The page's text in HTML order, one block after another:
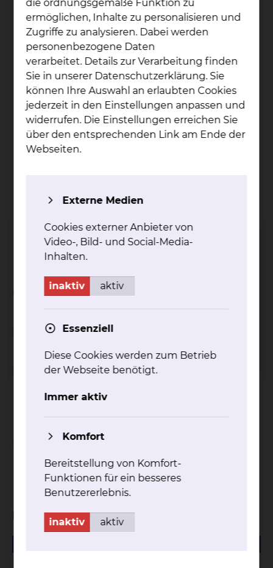
Zusammenstellung unserer Speisen
möchten wir zu Ihrem Wohlbefinden
beitragen. Wir bieten Ihnen eine Auswahl an
Getränken, Zwischenmahlzeiten und
regionalen Speisen.
Patientenservice: Im Rahmen von
Servicerunden besuchen Sie die
Mitarbeiterinnen und Mitarbeiter des
Serviceteams täglich und offerieren Ihnen
Snacks und Getränke
Sharemagazines Premium (RTL+, Video und
können Sharemagazines mit Ihrem
nutzen
Weitere Besonderheiten je nach Standort / Haus
entnehmen Sie gerne unseren Flyern.
Wichtiger Hinweis
Einschränkungen bei
Wahlleistungen
Abschlagszahlungen bei
Inanspruchnahme von
Wahlleistungen
Download
die ordnungsgemäße Funktion zu
ermöglichen, Inhalte zu personalisieren und
Zugriffe zu analysieren. Dabei werden
personenbezogene Daten
verarbeitet. Details zur Verarbeitung finden
Sie in unserer Datenschutzerklärung. Sie
können Ihre Auswahl an erlaubten Cookies
jederzeit in den Einstellungen anpassen und
widerrufen. Die Einstellungen erreichen Sie
über den entsprechenden Link am Ende der
Webseiten.
Externe Medien
Cookies externer Anbieter von
Video-, Bild- und Social-Media-
Inhalten.
inaktiv aktiv
Essenziell
Diese Cookies werden zum Betrieb
der Webseite benötigt.
Immer aktiv
Komfort
Bereitstellung von Komfort-
Funktionen für ein besseres
Benutzererlebnis.
inaktiv aktiv